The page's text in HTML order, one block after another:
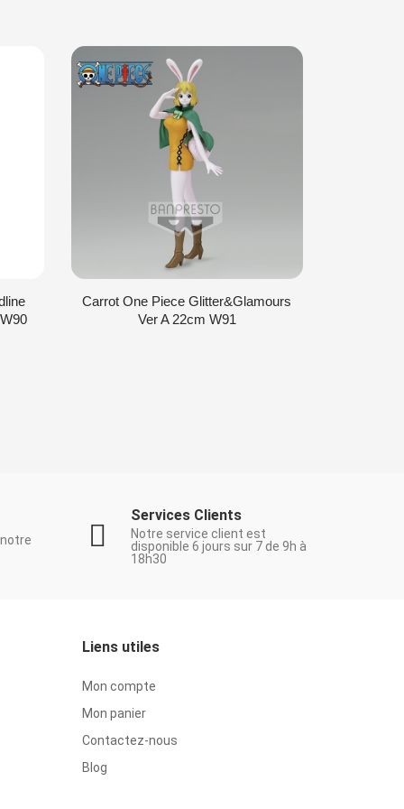
Carrot One Piece Glitter&Glamours
Ver A 22cm W91
Services Clients
Notre service client est
disponible 6 jours sur 7 de 9h à
18h30
Liens utiles
Mon compte
Mon panier
Contactez-nous
Blog